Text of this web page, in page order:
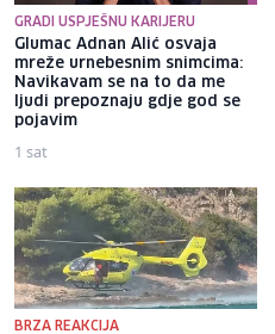
GRADI USPJEŠNU KARIJERU
Glumac Adnan Alić osvaja
mreže urnebesnim snimcima:
Navikavam se na to da me
ljudi prepoznaju gdje god se
pojavim
1 sat
BRZA REAKCIJA